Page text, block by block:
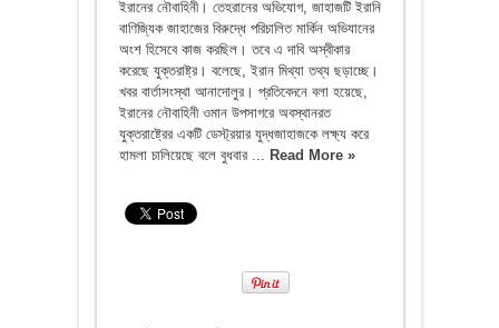
ইরানের নৌবাহিনী। তেহরানের অভিযোগ, জাহাজটি ইরানি
বাণিজ্যিক জাহাজের বিরুদ্ধে পরিচালিত মার্কিন অভিযানের
অংশ হিসেবে কাজ করছিল। তবে এ দাবি অস্বীকার
করেছে যুক্তরাষ্ট্র। বলেছে, ইরান মিথ্যা তথ্য ছড়াচ্ছে।
খবর বার্তাসংস্থা আনাদোলুর। প্রতিবেদনে বলা হয়েছে,
ইরানের নৌবাহিনী ওমান উপসাগরে অবস্থানরত
যুক্তরাষ্ট্রের একটি ডেস্ট্রয়ার যুদ্ধজাহাজকে লক্ষ্য করে
হামলা চালিয়েছে বলে বুধবার ... Read More »